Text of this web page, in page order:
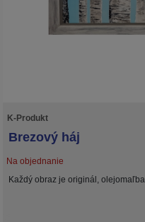
K-Produkt
Brezový háj
Na objednanie
Každý obraz je originál, olejomaľba.